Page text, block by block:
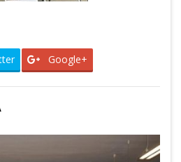
Google+